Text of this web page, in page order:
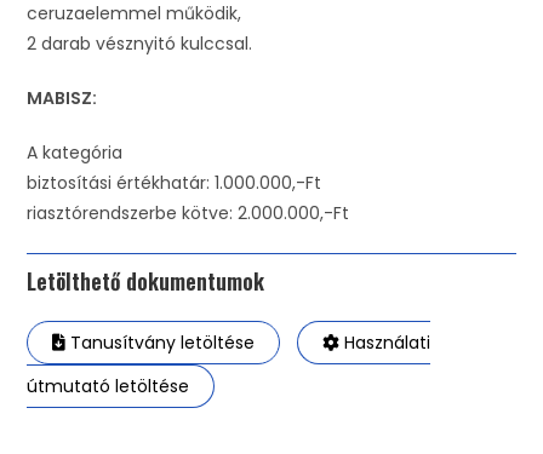
ceruzaelemmel működik,
2 darab vésznyitó kulccsal.
MABISZ:
A kategória
biztosítási értékhatár: 1.000.000,-Ft
riasztórendszerbe kötve: 2.000.000,-Ft
Letölthető dokumentumok
Tanusítvány letöltése
Használati
útmutató letöltése